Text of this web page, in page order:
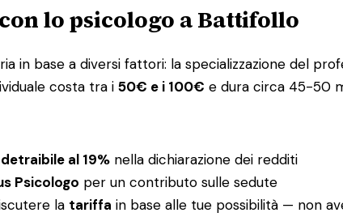
lo psicologo a Battifollo
in base a diversi fattori: la specializzazione del
costa tra i 50€ e i 100€ e dura circa 45-50
al 19% nella dichiarazione dei redditi
Psicologo per un contributo sulle sedute
la tariffa in base alle tue possibilità — non